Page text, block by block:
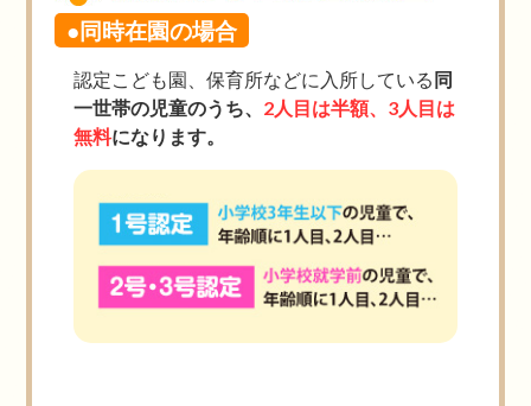
●同時在園の場合
認定こども園、保育所などに入所している同
一世帯の児童のうち、 2人目は半額、3人目は
無料になります。